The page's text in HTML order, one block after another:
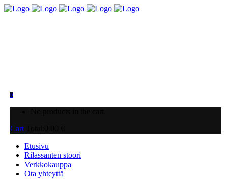
0
Cart
Etusivu
Rilassanten stoori
Verkkokauppa
Ota yhteyttä